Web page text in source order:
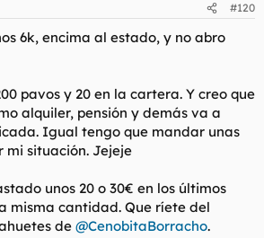
#120
6k, encima al estado, y no abro
pavos y 20 en la cartera. Y creo que
alquiler, pensión y demás va a
Igual tengo que mandar unas
situación. Jejeje
unos 20 o 30€ en los últimos
misma cantidad. Que ríete del
de @CenobitaBorracho.